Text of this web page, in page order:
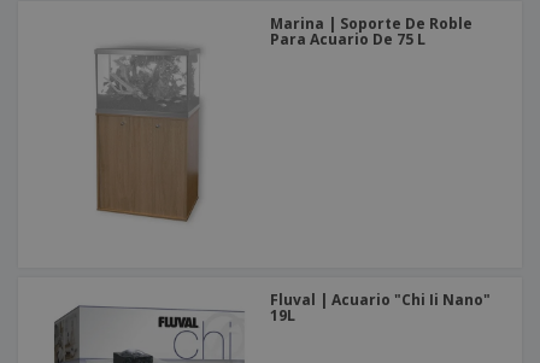
Marina | Soporte De Roble
Para Acuario De 75 L
Fluval | Acuario "Chi Ii Nano"
19L